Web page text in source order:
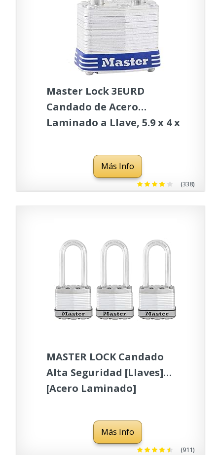
Master Lock 3EURD
Candado de Acero
Laminado a Llave, 5.9 x 4 x
Más Info
(338)
MASTER LOCK Candado
Alta Seguridad [Llaves]
[Acero Laminado]
M1EURTRILH - Ideal para
Portales, Garages,
Más Info
(911)